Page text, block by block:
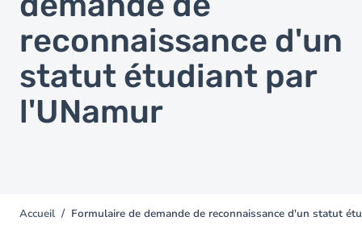
reconnaissance d'un
statut étudiant par
l'UNamur
You
Accueil Formulaire de demande de reconnaissance d'un statut